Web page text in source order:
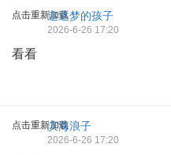
点击重新加载追逐梦的孩子
2026-6-26 17:20
看看
点击重新加载滨海浪子
2026-6-26 17:20